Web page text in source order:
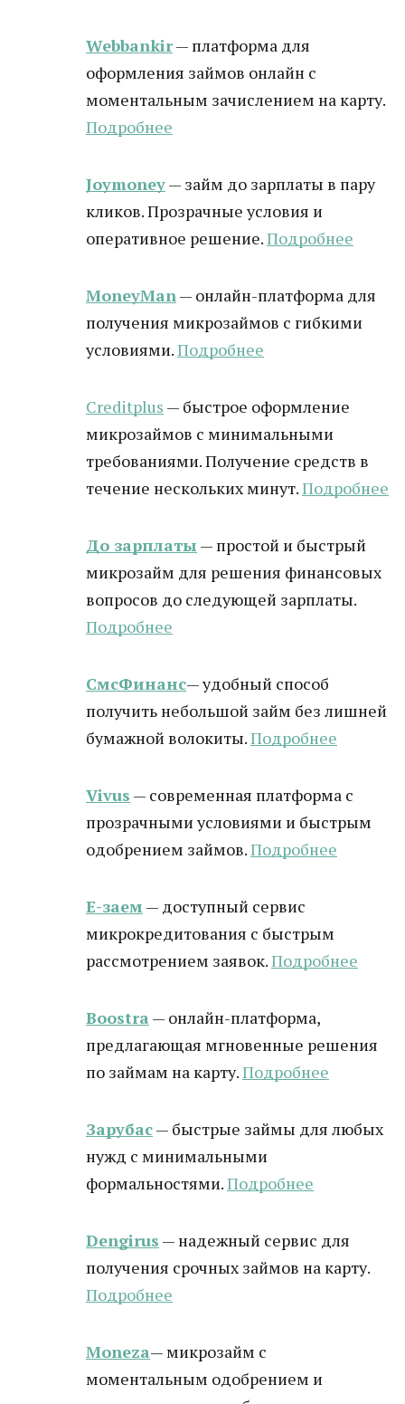
Webbankir— платформа для
оформления займов онлайн с
моментальным зачислением на карту.
Подробнее
Joymoney— займ до зарплаты в пару
кликов. Прозрачные условия и
оперативное решение.Подробнее
MoneyMan— онлайн-платформа для
получения микрозаймов с гибкими
условиями.Подробнее
Creditplus — быстрое оформление
микрозаймов с минимальными
требованиями. Получение средств в
течение нескольких минут.Подробнее
До зарплаты — простой и быстрый
микрозайм для решения финансовых
вопросов до следующей зарплаты.
Подробнее
СмсФинанс— удобный способ
получить небольшой займ без лишней
бумажной волокиты.Подробнее
Vivus — современная платформа с
прозрачными условиями и быстрым
одобрением займов.Подробнее
Е-заем — доступный сервис
микрокредитования с быстрым
рассмотрением заявок.Подробнее
Boostra — онлайн-платформа,
предлагающая мгновенные решения
по займам на карту.Подробнее
Зарубас— быстрые займы для любых
нужд с минимальными
формальностями.Подробнее
Dengirus — надежный сервис для
получения срочных займов на карту.
Подробнее
Moneza— микрозайм с
моментальным одобрением и